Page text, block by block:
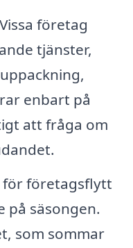
Vissa företag
tjänster,
enbart på
att fråga om
för företagsflytt
på säsongen.
som sommar